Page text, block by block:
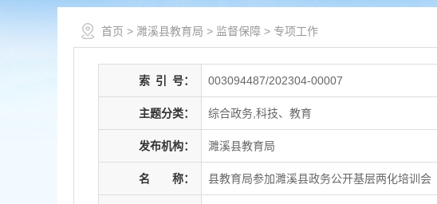
首页 > 濉溪县教育局 > 监督保障 > 专项工作
索 引 号： 003094487/202304-00007
主题分类： 综合政务,科技、教育
发布机构： 濉溪县教育局
名 称： 县教育局参加濉溪县政务公开基层两化培训会